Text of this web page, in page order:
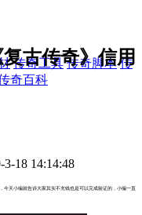
传奇工具 传奇脚本 传
奇百科
古传奇》信用
3-18 14:14:48
今天小编就告诉大家其实不充钱也是可以完成验证的，小编一直